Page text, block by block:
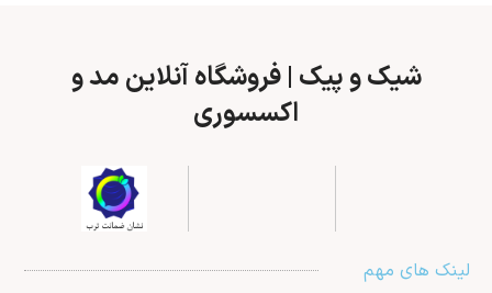
شیک و پیک | فروشگاه آنلاین مد و
اکسسوری
لینک های مهم